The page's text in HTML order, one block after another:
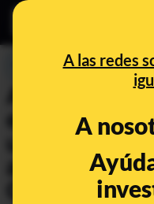
A las redes
A
PREBUNKING
Autofagia
una
alzhéimer.
Ciencia el